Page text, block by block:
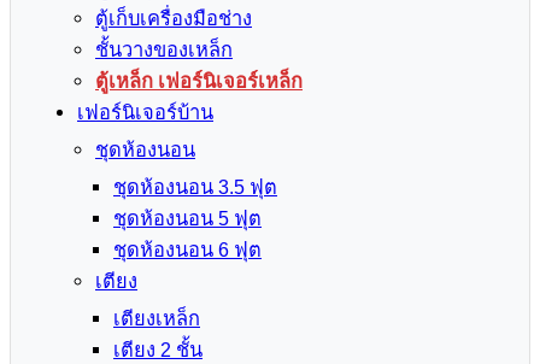
ตู้เก็บเครื่องมือช่าง
ชั้นวางของเหล็ก
ตู้เหล็ก เฟอร์นิเจอร์เหล็ก
เฟอร์นิเจอร์บ้าน
ชุดห้องนอน
ชุดห้องนอน 3.5 ฟุต
ชุดห้องนอน 5 ฟุต
ชุดห้องนอน 6 ฟุต
เตียง
เตียงเหล็ก
เตียง 2 ชั้น